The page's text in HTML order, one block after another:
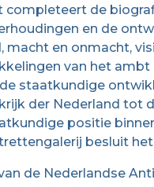
de
en de
macht en onmacht,
van het
staatkundige
der Nederland tot
positie
besluit
de Nederlandse